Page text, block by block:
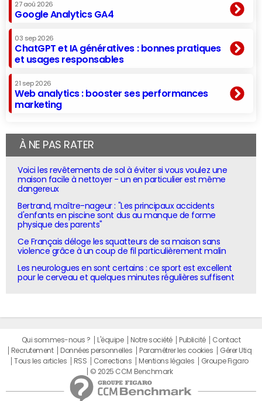
27 aoû 2026
Google Analytics GA4
03 sep 2026
ChatGPT et IA génératives : bonnes pratiques
et usages responsables
21 sep 2026
Web analytics : booster ses performances
marketing
À NE PAS RATER
Voici les revêtements de sol à éviter si vous voulez une
maison facile à nettoyer - un en particulier est même
dangereux
Bertrand, maître-nageur : "Les principaux accidents
d'enfants en piscine sont dus au manque de forme
physique des parents"
Ce Français déloge les squatteurs de sa maison sans
violence grâce à un coup de fil particulièrement malin
Les neurologues en sont certains : ce sport est excellent
pour le cerveau et quelques minutes régulières suffisent
Qui sommes-nous ? L'équipe Notre société Publicité
Contact
Recrutement
Données personnelles Paramétrer les cookies
Gérer Utiq
Tous les articles
RSS Corrections Mentions légales
Groupe Figaro
© 2025 CCM Benchmark